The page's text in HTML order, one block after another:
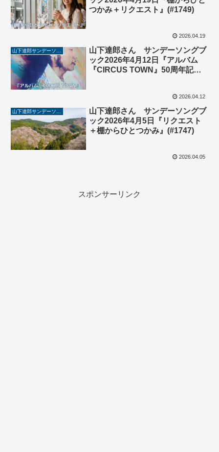
つかみ＋リクエスト』(#1749)
2026.04.19
山下達郎サンデーソングブック
山下達郎さん サンデーソングブ
ック2026年4月12日『アルバム
『CIRCUS TOWN』50周年記念
2026.04.12
山下達郎さん サンデーソングブ
ック2026年4月5日『リクエスト
＋棚からひとつかみ』(#1747)
2026.04.05
スポンサーリンク